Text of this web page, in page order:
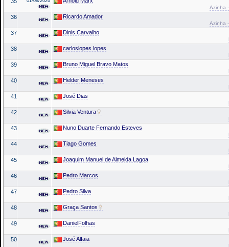
Azinha
36 Ricardo Amador
Azinha
37 Dinis Carvalho
38 carloslopes lopes
39 Bruno Miguel Bravo Matos
40 Helder Meneses
41 José Dias
42 Silvia Ventura
43 Nuno Duarte Fernando Esteves
44 Tiago Gomes
45 Joaquim Manuel de Almeida Lagoa
46 Pedro Marcos
47 Pedro Silva
48 Graça Santos
49 DanielFolhas
50 José Alfaia